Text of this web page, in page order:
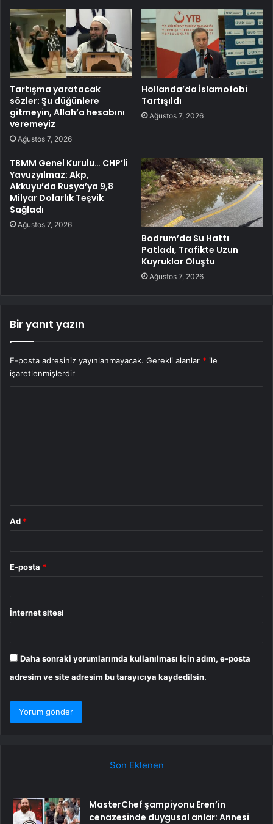
Tartışma yaratacak
sözler: Şu düğünlere
gitmeyin, Allah’a hesabını
veremeyiz
Ağustos 7, 2026
Hollanda’da İslamofobi
Tartışıldı
Ağustos 7, 2026
TBMM Genel Kurulu… CHP’li
Yavuzyılmaz: Akp,
Akkuyu’da Rusya’ya 9,8
Milyar Dolarlık Teşvik
Sağladı
Ağustos 7, 2026
Bodrum’da Su Hattı
Patladı, Trafikte Uzun
Kuyruklar Oluştu
Ağustos 7, 2026
Bir yanıt yazın
E-posta adresiniz yayınlanmayacak. Gerekli alanlar * ile
işaretlenmişlerdir
Ad *
E-posta *
İnternet sitesi
Daha sonraki yorumlarımda kullanılması için adım, e-posta
adresim ve site adresim bu tarayıcıya kaydedilsin.
Son Eklenen
MasterChef şampiyonu Eren’in
cenazesinde duygusal anlar: Annesi